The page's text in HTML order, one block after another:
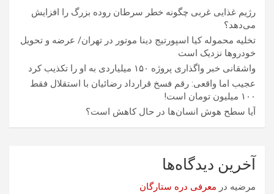
رژیم غذایی غربی چگونه خطر سرطان روده بزرگ را افزایش
می‌دهد؟
تخلیه محموله کیا اسپورتیج دینا موتور در تهران/ عرضه و تحویل
خودروها نزدیک است
واشقانی خبر واگذاری پروژه ۱۵۰ میلیاردی به او را تکذیب کرد
عجیب اما واقعی: رقم فسخ قرارداد رضائیان با استقلال فقط
۱۰۰ میلیون تومان است!
آیا سطح هوش انسان‌ها در حال کاهش است؟
آخرین دیدگاه‌ها
مرضیه در معرفی دره ستارگان